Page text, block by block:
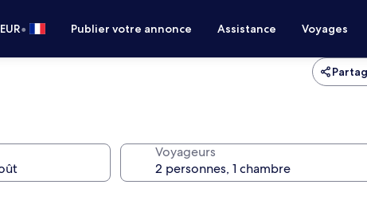
EUR• Publier votre annonce Assistance Voyages
Voyageurs